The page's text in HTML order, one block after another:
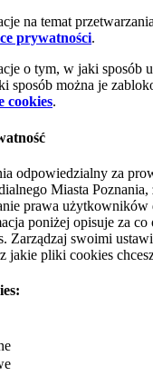
na temat
prywatności.
o tym, w jaki sposób
sposób można je
cookies.
odpowiedzialny za
Miasta Poznania,
prawa użytkowników
poniżej opisuje za co
Zarządzaj swoimi
jakie pliki cookies